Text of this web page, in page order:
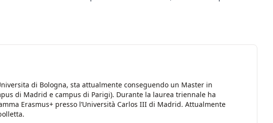
di Bologna, sta attualmente conseguendo un Master in
di Madrid e campus di Parigi). Durante la laurea triennale ha
Erasmus+ presso l’Università Carlos III di Madrid. Attualmente